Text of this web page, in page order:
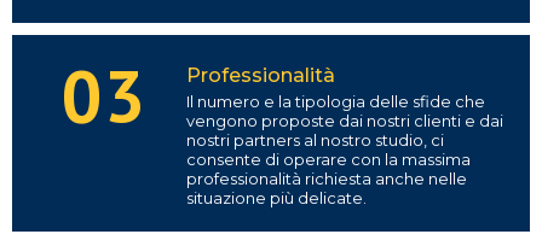
03 Professionalità
Il numero e la tipologia delle sfide che
vengono proposte dai nostri clienti e dai
nostri partners al nostro studio, ci
consente di operare con la massima
professionalità richiesta anche nelle
situazione più delicate.